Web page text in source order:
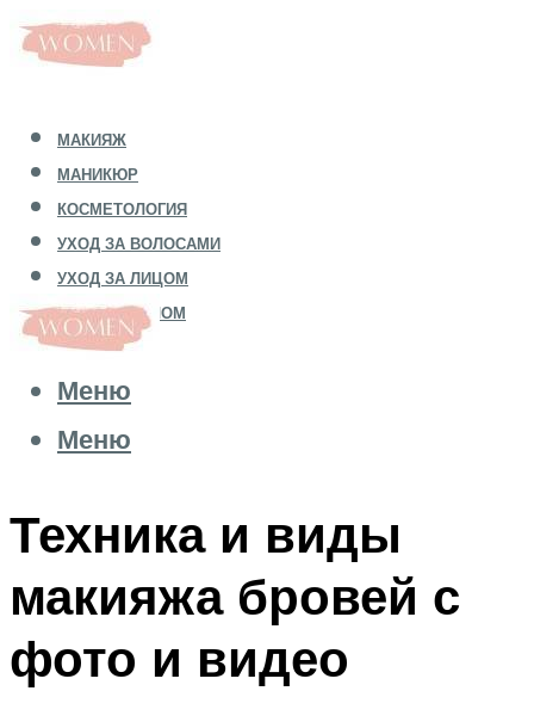
МАКИЯЖ
МАНИКЮР
КОСМЕТОЛОГИЯ
УХОД ЗА ВОЛОСАМИ
УХОД ЗА ЛИЦОМ
УХОД ЗА ТЕЛОМ
Меню
Меню
Техника и виды
макияжа бровей с
фото и видео